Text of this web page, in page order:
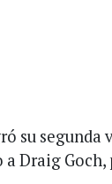
su
Draig Goch,